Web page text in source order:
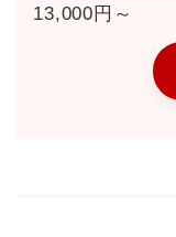
13,000円～